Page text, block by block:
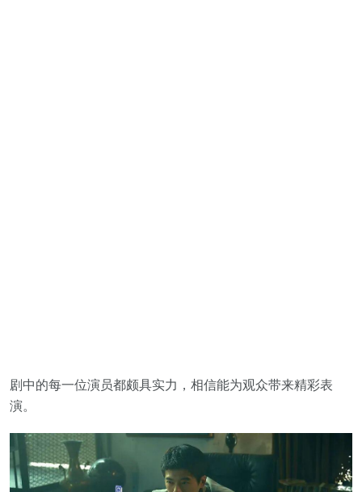
剧中的每一位演员都颇具实力，相信能为观众带来精彩表
演。